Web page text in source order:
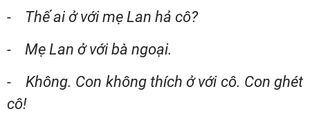
- Thế ai ở với mẹ Lan hả cô?
- Mẹ Lan ở với bà ngoại.
- Không. Con không thích ở với cô. Con ghét
cô!